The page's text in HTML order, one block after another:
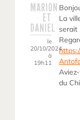
MARION
ET
DANIEL
le
20/10/2024
à
19h11
La
serait
du